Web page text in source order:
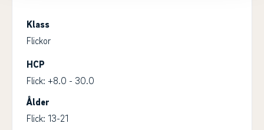
Klass
Flickor
HCP
Flick: +8.0 - 30.0
Ålder
Flick: 13-21